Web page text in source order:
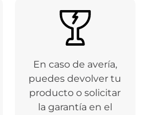
En caso de avería,
puedes devolver tu
producto o solicitar
la garantía en el